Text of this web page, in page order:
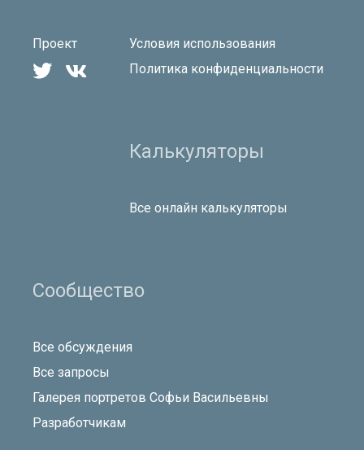
Проект
 
Условия использования
Политика конфиденциальности
Калькуляторы
Все онлайн калькуляторы
Сообщество
Все обсуждения
Все запросы
Галерея портретов Софьи Васильевны
Разработчикам